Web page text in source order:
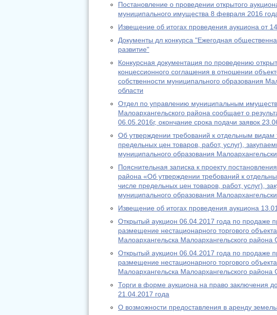
Постановление о проведении открытого
муниципального имущества 8 февраля 2016
Извещение об итогах проведения аукциона от
Документы дл конкурса "Ежегодная
развитие"
Конкурсная документация по проведению
концессионного соглашения в отношении
собственности муниципального образования
области
Отдел по управлению муниципальным
Малоархангельского района сообщает о
06.05.2016г, окончание срока подачи заявок
Об утверждении требований к отдельным видам
предельных цен товаров, работ, услуг),
муниципального образования
Пояснительная записка к проекту
района «Об утверждении требований к
числе предельных цен товаров, работ, услуг),
муниципального образования
Извещение об итогах проведения аукциона
Открытый аукцион 06.04.2017 года по продаже
размещение нестационарного торгового
Малоархангельска Малоархангельского района
Открытый аукцион 06.04.2017 года по продаже
размещение нестационарного торгового
Малоархангельска Малоархангельского района
Торги в форме аукциона на право заключения
21.04.2017 года
О возможности предоставления в аренду